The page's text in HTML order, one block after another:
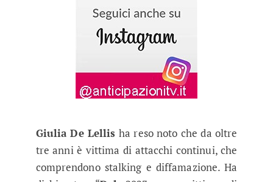
Giulia De Lellis ha reso noto che da oltre
tre anni è vittima di attacchi continui, che
comprendono stalking e diffamazione. Ha